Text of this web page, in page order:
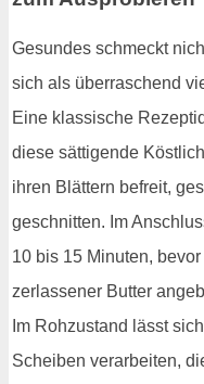
Gesundes schmeckt
sich als überraschend
Eine klassische
diese sättigende
ihren Blättern befreit,
geschnitten. Im
10 bis 15 Minuten,
zerlassener Butter
Im Rohzustand lässt
Scheiben verarbeiten,